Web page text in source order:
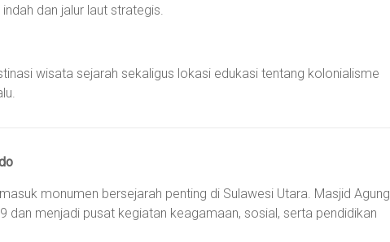
dan jalur laut strategis.
wisata sejarah sekaligus lokasi edukasi tentang kolonialisme
monumen bersejarah penting di Sulawesi Utara. Masjid Agung
dan menjadi pusat kegiatan keagamaan, sosial, serta pendidikan